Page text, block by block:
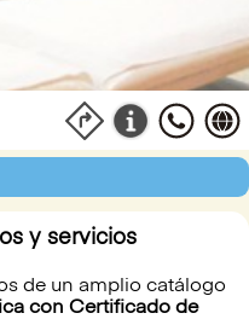
y servicios
de un amplio catálogo
con Certificado de